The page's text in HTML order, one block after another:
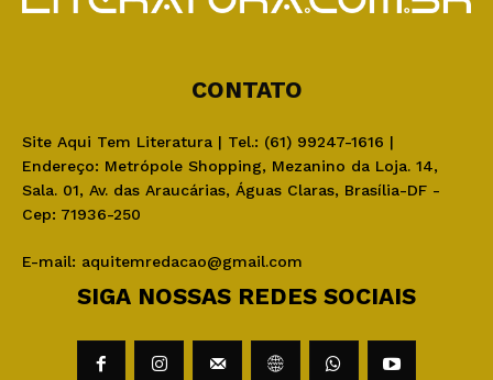
CONTATO
Site Aqui Tem Literatura | Tel.: (61) 99247-1616 |
Endereço: Metrópole Shopping, Mezanino da Loja. 14,
Sala. 01, Av. das Araucárias, Águas Claras, Brasília-DF -
Cep: 71936-250
E-mail: aquitemredacao@gmail.com
SIGA NOSSAS REDES SOCIAIS